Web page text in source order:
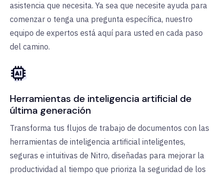
asistencia que necesita. Ya sea que necesite ayuda para
comenzar o tenga una pregunta específica, nuestro
equipo de expertos está aquí para usted en cada paso
del camino.
Herramientas de inteligencia artificial de
última generación
Transforma tus flujos de trabajo de documentos con las
herramientas de inteligencia artificial inteligentes,
seguras e intuitivas de Nitro, diseñadas para mejorar la
productividad al tiempo que prioriza la seguridad de los